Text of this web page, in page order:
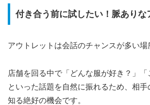
付き合う前に試したい！脈ありな
アウトレットは会話のチャンスが多い場
店舗を回る中で「どんな服が好き？」「
といった話題を自然に振れるため、相
知る絶好の機会です。